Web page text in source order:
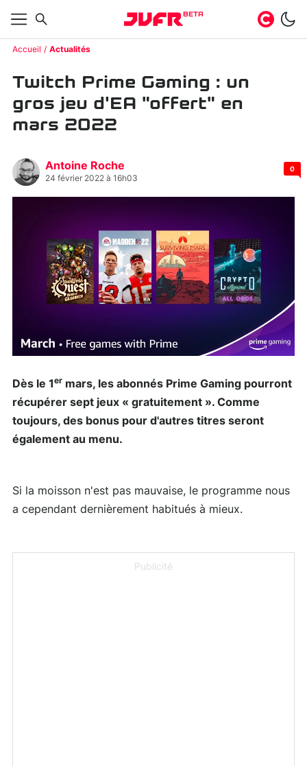
BETA
Accueil Actualités
Twitch Prime Gaming : un
gros jeu d'EA "offert" en
mars 2022
Antoine Roche
24 février 2022 à 16h03
0
Dès le 1er mars, les abonnés Prime Gaming pourront
récupérer sept jeux « gratuitement ». Comme
toujours, des bonus pour d'autres titres seront
également au menu.
Si la moisson n'est pas mauvaise, le programme nous
a cependant dernièrement habitués à mieux.
Publicité